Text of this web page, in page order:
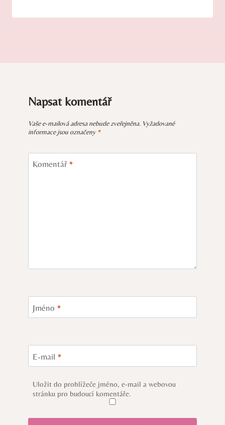
Napsat komentář
Vaše e-mailová adresa nebude zveřejněna. Vyžadované
informace jsou označeny *
Komentář *
Jméno *
E-mail *
Uložit do prohlížeče jméno, e-mail a webovou
stránku pro budoucí komentáře.